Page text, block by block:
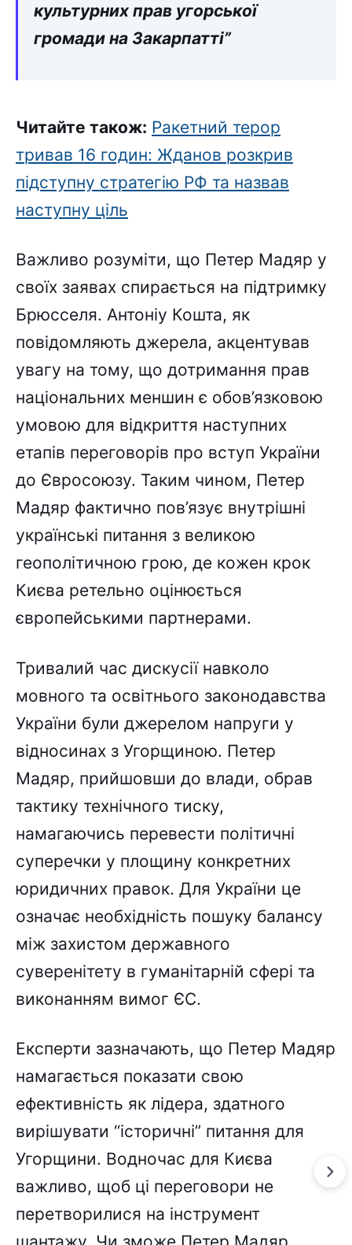
культурних прав угорської
громади на Закарпатті”
Читайте також: Ракетний терор
тривав 16 годин: Жданов розкрив
підступну стратегію РФ та назвав
наступну ціль
Важливо розуміти, що Петер Мадяр у
своїх заявах спирається на підтримку
Брюсселя. Антоніу Кошта, як
повідомляють джерела, акцентував
увагу на тому, що дотримання прав
національних меншин є обов’язковою
умовою для відкриття наступних
етапів переговорів про вступ України
до Євросоюзу. Таким чином, Петер
Мадяр фактично пов’язує внутрішні
українські питання з великою
геополітичною грою, де кожен крок
Києва ретельно оцінюється
європейськими партнерами.
Тривалий час дискусії навколо
мовного та освітнього законодавства
України були джерелом напруги у
відносинах з Угорщиною. Петер
Мадяр, прийшовши до влади, обрав
тактику технічного тиску,
намагаючись перевести політичні
суперечки у площину конкретних
юридичних правок. Для України це
означає необхідність пошуку балансу
між захистом державного
суверенітету в гуманітарній сфері та
виконанням вимог ЄС.
Експерти зазначають, що Петер Мадяр
намагається показати свою
ефективність як лідера, здатного
вирішувати “історичні” питання для
Угорщини. Водночас для Києва
важливо, щоб ці переговори не
перетворилися на інструмент